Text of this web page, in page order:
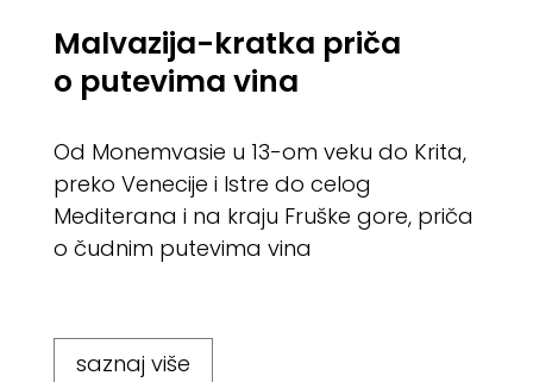
Malvazija-kratka priča
o putevima vina
Od Monemvasie u 13-om veku do Krita,
preko Venecije i Istre do celog
Mediterana i na kraju Fruške gore, priča
o čudnim putevima vina
saznaj više